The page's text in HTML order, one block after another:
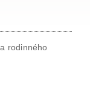
rodinného